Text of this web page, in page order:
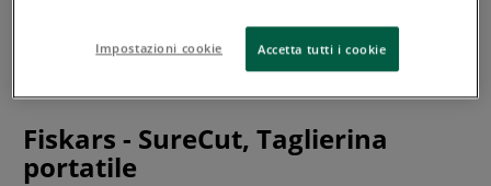
Fiskars - SureCut, Taglierina
portatile
Impostazioni cookie Accetta tutti i cookie